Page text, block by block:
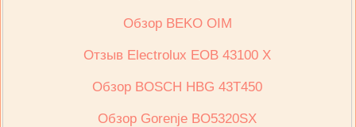
Обзор BEKO OIM
Отзыв Electrolux ЕОВ 43100 Х
Обзор BOSCH HBG 43T450
Обзор Gorenje BO5320SX